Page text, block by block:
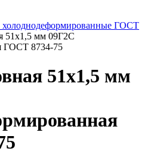
холоднодеформированные ГОСТ
51х1,5 мм 09Г2С
ГОСТ 8734-75
51х1,5 мм